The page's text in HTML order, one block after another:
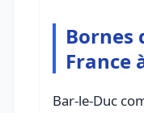
Bornes
France
Bar-le-Duc